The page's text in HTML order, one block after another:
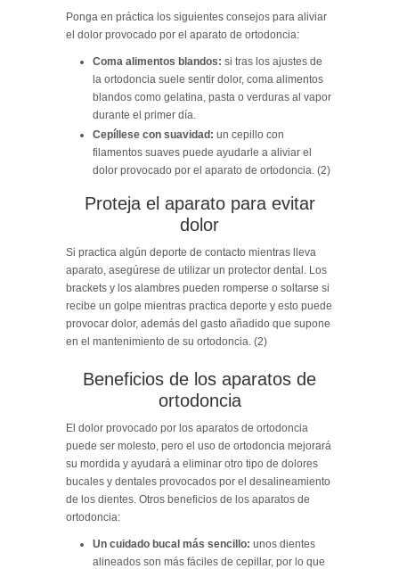
Ponga en práctica los siguientes consejos para aliviar
el dolor provocado por el aparato de ortodoncia:
Coma alimentos blandos: si tras los ajustes de
la ortodoncia suele sentir dolor, coma alimentos
blandos como gelatina, pasta o verduras al vapor
durante el primer día.
Cepíllese con suavidad: un cepillo con
filamentos suaves puede ayudarle a aliviar el
dolor provocado por el aparato de ortodoncia. (2)
Proteja el aparato para evitar
dolor
Si practica algún deporte de contacto mientras lleva
aparato, asegúrese de utilizar un protector dental. Los
brackets y los alambres pueden romperse o soltarse si
recibe un golpe mientras practica deporte y esto puede
provocar dolor, además del gasto añadido que supone
en el mantenimiento de su ortodoncia. (2)
Beneficios de los aparatos de
ortodoncia
El dolor provocado por los aparatos de ortodoncia
puede ser molesto, pero el uso de ortodoncia mejorará
su mordida y ayudará a eliminar otro tipo de dolores
bucales y dentales provocados por el desalineamiento
de los dientes. Otros beneficios de los aparatos de
ortodoncia:
Un cuidado bucal más sencillo: unos dientes
alineados son más fáciles de cepillar, por lo que